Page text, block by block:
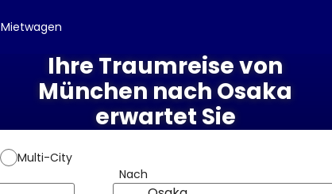
Mietwagen
Ihre Traumreise von
München nach Osaka
erwartet Sie
Multi-City
Nach